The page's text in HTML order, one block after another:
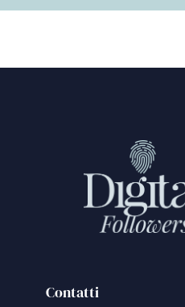
Contatti